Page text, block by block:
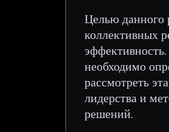
Целью данного
коллективных
необходимо
рассмотреть
лидерства и
решений.